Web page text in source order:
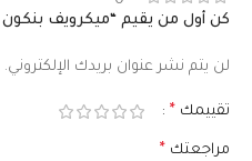
كن أول من يقيم “ميكرويف بنكون 28 لتر اسود”
لن يتم نشر عنوان بريدك الإلكتروني.
تقييمك *
مراجعتك *